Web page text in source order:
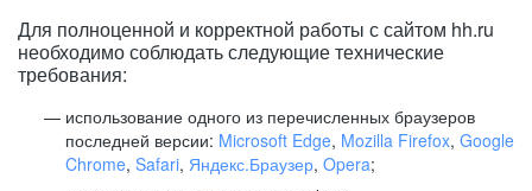
Для полноценной и корректной работы с сайтом hh.ru
необходимо соблюдать следующие технические
требования:
использование одного из перечисленных браузеров
последней версии: Microsoft Edge, Mozilla Firefox, Google
Chrome, Safari, Яндекс.Браузер, Opera;